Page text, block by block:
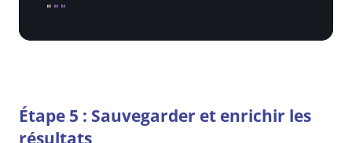
" ""
Étape 5 : Sauvegarder et enrichir les
résultats